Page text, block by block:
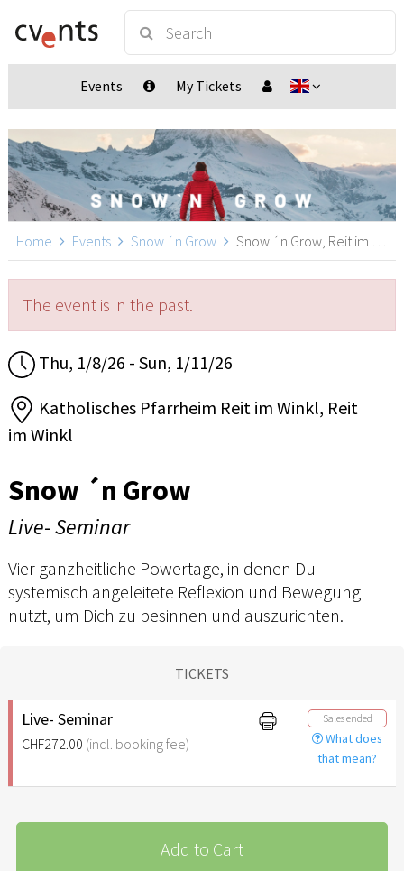
Events My Tickets
Home Events Snow ´n Grow Snow ´n Grow, Reit im Winkl
The event is in the past.
Thu, 1/8/26 - Sun, 1/11/26
Katholisches Pfarrheim Reit im Winkl, Reit
im Winkl
Snow ´n Grow
Live- Seminar
Vier ganzheitliche Powertage, in denen Du
systemisch angeleitete Reflexion und Bewegung
nutzt, um Dich zu besinnen und auszurichten.
TICKETS
Live- Seminar
CHF272.00 (incl. booking fee)
Sales ended
What does
that mean?
Add to Cart